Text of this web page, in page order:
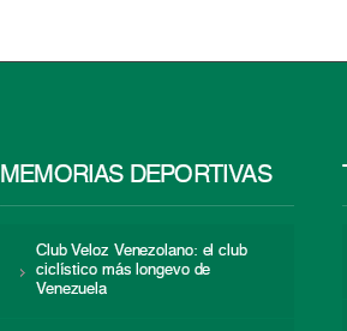
MEMORIAS DEPORTIVAS
Club Veloz Venezolano: el club
ciclístico más longevo de
Venezuela